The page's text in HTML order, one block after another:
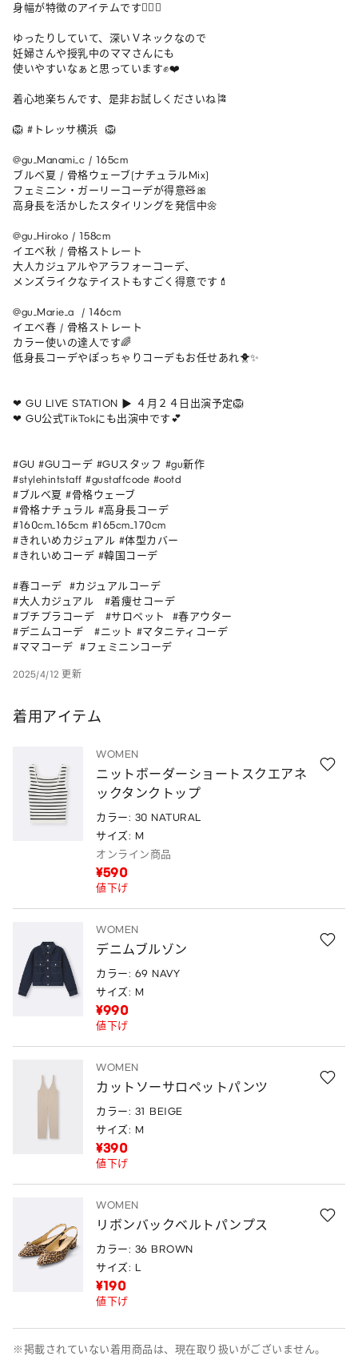
身幅が特徴のアイテムです🙆‍♀️✨
ゆったりしていて、深いＶネックなので
妊婦さんや授乳中のママさんにも
使いやすいなぁと思っています✊❤️
着心地楽ちんです、是非お試しくださいね🎏
🦁 #トレッサ横浜  🦁
@gu_Manami_c / 165cm
ブルベ夏 / 骨格ウェーブ(ナチュラルMix)
フェミニン・ガーリーコーデが得意🧸🎀
高身長を活かしたスタイリングを発信中🌼
@gu_Hiroko / 158cm
イエベ秋 / 骨格ストレート
大人カジュアルやアラフォーコーデ、
メンズライクなテイストもすごく得意です💄
@gu_Marie_a  / 146cm
イエベ春 / 骨格ストレート
カラー使いの達人です🌈
低身長コーデやぽっちゃりコーデもお任せあれ🐥✨
❤︎ GU LIVE STATION ▶︎ ４月２４日出演予定🦁
❤︎ GU公式TikTokにも出演中です💕
#GU #GUコーデ #GUスタッフ #gu新作
#stylehintstaff #gustaffcode #ootd
#ブルベ夏 #骨格ウェーブ
#骨格ナチュラル #高身長コーデ
#160cm_165cm #165cm_170cm
#きれいめカジュアル #体型カバー
#きれいめコーデ #韓国コーデ
#春コーデ  #カジュアルコーデ
#大人カジュアル   #着痩せコーデ
#プチプラコーデ   #サロペット  #春アウター
#デニムコーデ   #ニット #マタニティコーデ
#ママコーデ  #フェミニンコーデ
2025/4/12 更新
着用アイテム
WOMEN
ニットボーダーショートスクエアネ
ックタンクトップ
カラー: 30 NATURAL
サイズ: M
オンライン商品
¥590
値下げ
WOMEN
デニムブルゾン
カラー: 69 NAVY
サイズ: M
¥990
値下げ
WOMEN
カットソーサロペットパンツ
カラー: 31 BEIGE
サイズ: M
¥390
値下げ
WOMEN
リボンバックベルトパンプス
カラー: 36 BROWN
サイズ: L
¥190
値下げ
※掲載されていない着用商品は、現在取り扱いがございません。